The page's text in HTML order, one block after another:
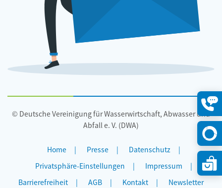
© Deutsche Vereinigung für Wasserwirtschaft, Abwasser und
Abfall e. V. (DWA)
Home Presse
Datenschutz
Privatsphäre-Einstellungen
Impressum
Barrierefreiheit
AGB Kontakt Newsletter